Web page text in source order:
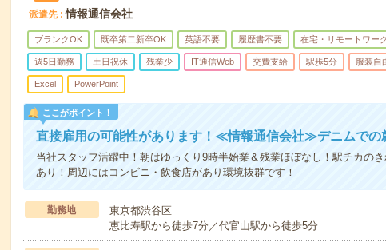
派遣先 情報通信会社
ブランクOK 既卒第二新卒OK 英語不要 履歴書不要 在宅・リモートワーク
週5日勤務 土日祝休 残業少 IT通信Web 交費支給 駅歩5分 服装自
Excel PowerPoint
ここがポイント！
直接雇用の可能性があります！≪情報通信会社≫デニムでの
当社スタッフ活躍中！朝はゆっくり9時半始業＆残業ほぼなし！駅チカの
あり！周辺にはコンビニ・飲食店があり環境抜群です！
勤務地
東京都渋谷区
恵比寿駅から徒歩7分／代官山駅から徒歩5分